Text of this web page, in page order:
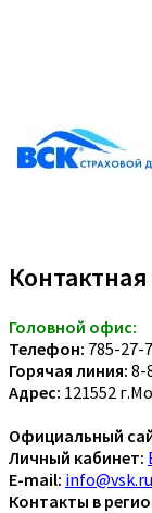
Головной офис:
Телефон: 785-27-
Горячая линия: 8-
Адрес: 121552
Официальный
Личный кабинет:
E-mail: info@vsk.ru
Контакты в